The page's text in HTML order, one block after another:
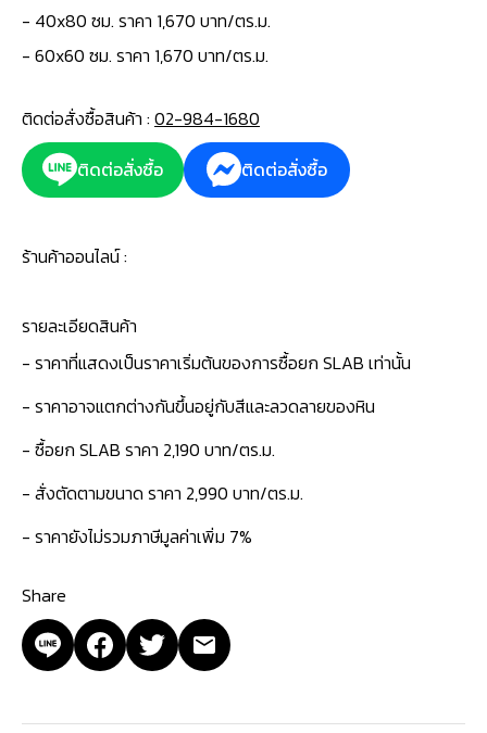
- 40x80 ซม. ราคา 1,670 บาท/ตร.ม.
- 60x60 ซม. ราคา 1,670 บาท/ตร.ม.
ติดต่อสั่งซื้อสินค้า : 02-984-1680
ติดต่อสั่งซื้อ
ติดต่อสั่งซื้อ
ร้านค้าออนไลน์ :
รายละเอียดสินค้า
- ราคาที่แสดงเป็นราคาเริ่มต้นของการซื้อยก SLAB เท่านั้น
- ราคาอาจแตกต่างกันขึ้นอยู่กับสีและลวดลายของหิน
- ซื้อยก SLAB ราคา 2,190 บาท/ตร.ม.
- สั่งตัดตามขนาด ราคา 2,990 บาท/ตร.ม.
- ราคายังไม่รวมภาษีมูลค่าเพิ่ม 7%
Share